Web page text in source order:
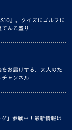
』。クイズにゴルフに
んこ盛り！
お届けする、大人のた
チャンネル
」参戦中！最新情報は